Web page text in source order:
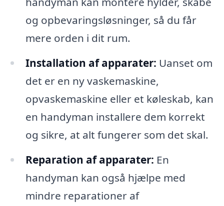
og opbevaringsløsninger, så du får
mere orden i dit rum.
Installation af apparater: Uanset om
det er en ny vaskemaskine,
opvaskemaskine eller et køleskab, kan
en handyman installere dem korrekt
og sikre, at alt fungerer som det skal.
Reparation af apparater: En
handyman kan også hjælpe med
mindre reparationer af